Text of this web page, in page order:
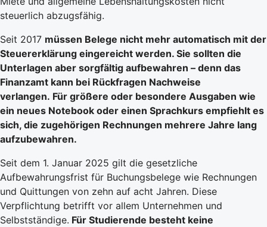
steuerlich abzugsfähig.
Seit 2017 müssen Belege nicht mehr automatisch mit der
Steuererklärung eingereicht werden. Sie sollten die
Unterlagen aber sorgfältig aufbewahren – denn das
Finanzamt kann bei Rückfragen Nachweise
verlangen. Für größere oder besondere Ausgaben wie
ein neues Notebook oder einen Sprachkurs empfiehlt es
sich, die zugehörigen Rechnungen mehrere Jahre lang
aufzubewahren.
Seit dem 1. Januar 2025 gilt die gesetzliche
Aufbewahrungsfrist für Buchungsbelege wie Rechnungen
und Quittungen von zehn auf acht Jahren. Diese
Verpflichtung betrifft vor allem Unternehmen und
Selbstständige. Für Studierende besteht keine